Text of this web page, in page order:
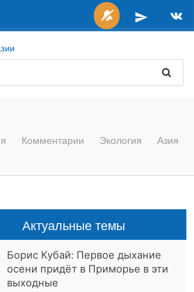
Комментарии Экология Азия
Актуальные темы
Борис Кубай: Первое дыхание
осени придёт в Приморье в эти
выходные